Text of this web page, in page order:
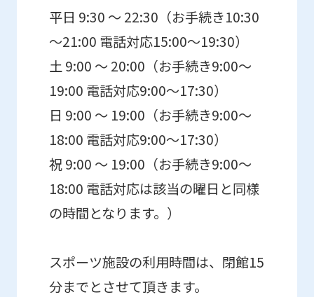
平日 9:30 ～ 22:30（お手続き10:30
～21:00 電話対応15:00～19:30）
土 9:00 ～ 20:00（お手続き9:00～
19:00 電話対応9:00～17:30）
日 9:00 ～ 19:00（お手続き9:00～
18:00 電話対応9:00～17:30）
祝 9:00 ～ 19:00（お手続き9:00～
18:00 電話対応は該当の曜日と同様
の時間となります。）
スポーツ施設の利用時間は、閉館15
分までとさせて頂きます。